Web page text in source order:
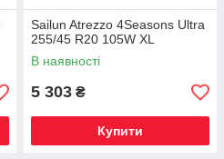
Sailun Atrezzo 4Seasons Ultra
255/45 R20 105W XL
В наявності
5 303 ₴
Купити